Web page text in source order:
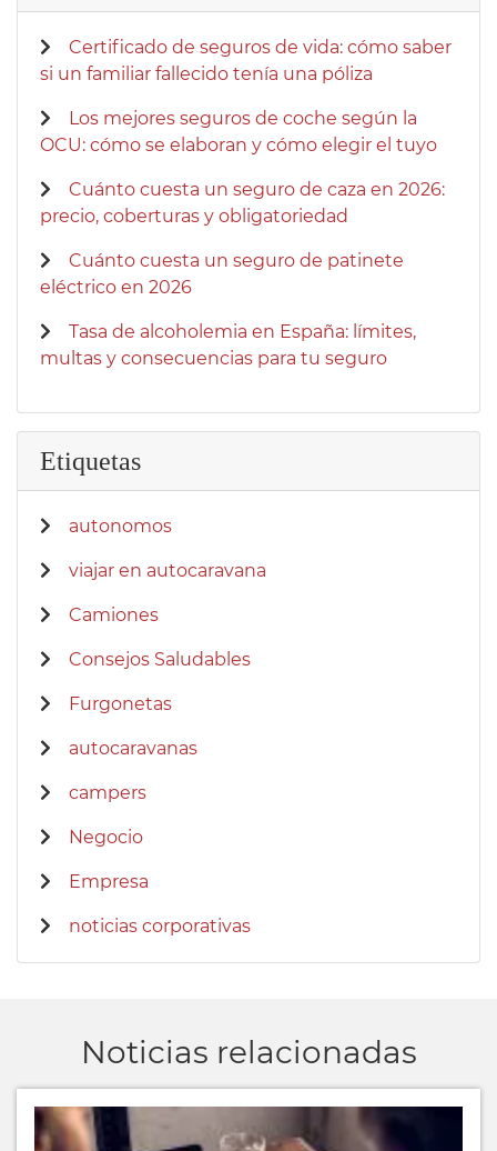
Certificado de seguros de vida: cómo saber
si un familiar fallecido tenía una póliza
Los mejores seguros de coche según la
OCU: cómo se elaboran y cómo elegir el tuyo
Cuánto cuesta un seguro de caza en 2026:
precio, coberturas y obligatoriedad
Cuánto cuesta un seguro de patinete
eléctrico en 2026
Tasa de alcoholemia en España: límites,
multas y consecuencias para tu seguro
Etiquetas
autonomos
viajar en autocaravana
Camiones
Consejos Saludables
Furgonetas
autocaravanas
campers
Negocio
Empresa
noticias corporativas
Noticias relacionadas